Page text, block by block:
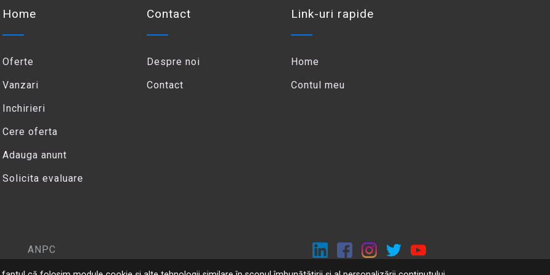
Home
Oferte
Vanzari
Inchirieri
Cere oferta
Adauga anunt
Solicita evaluare
Contact
Despre noi
Contact
Link-uri rapide
Home
Contul meu
ANPC